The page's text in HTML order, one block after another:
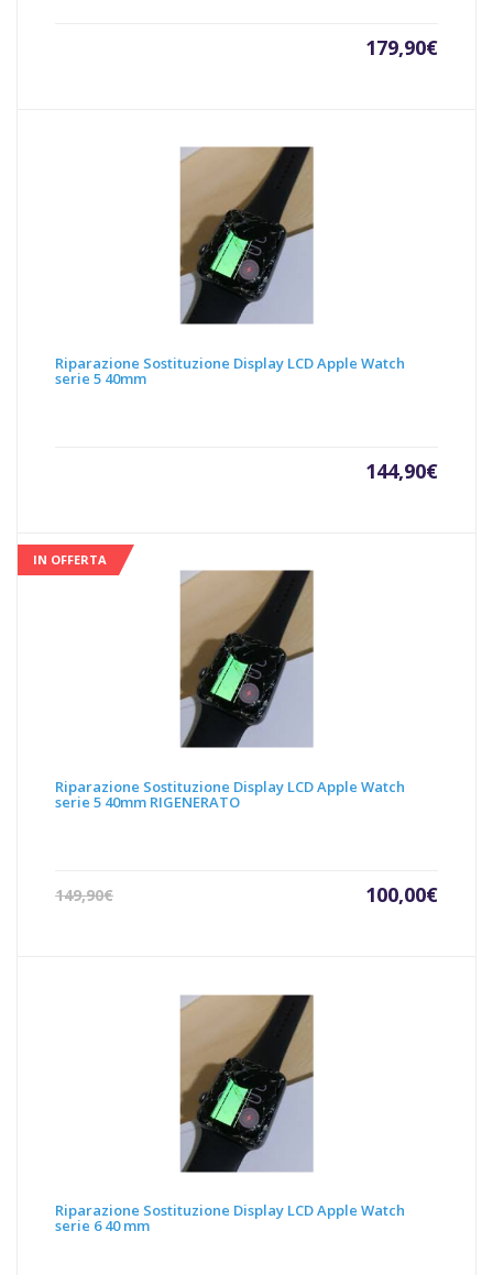
179,90€
Riparazione Sostituzione Display LCD Apple Watch
serie 5 40mm
144,90€
IN OFFERTA
Riparazione Sostituzione Display LCD Apple Watch
serie 5 40mm RIGENERATO
149,90€
Il
100,00€
Il
Riparazione Sostituzione Display LCD Apple Watch
serie 6 40 mm